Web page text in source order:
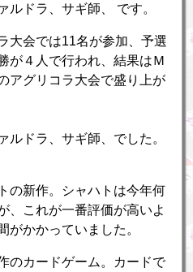
ルドラ、サギ師、 です。
大会では11名が参加、予選
が４人で行われ、結果はＭ
アグリコラ大会で盛り上が
ルドラ、サギ師、でした。
の新作。シャハトは今年何
、これが一番評価が高いよ
がかかっていました。
のカードゲーム。カードで